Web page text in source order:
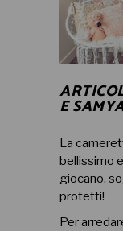
E
La
bellissimo
giocano,
protetti!
Per